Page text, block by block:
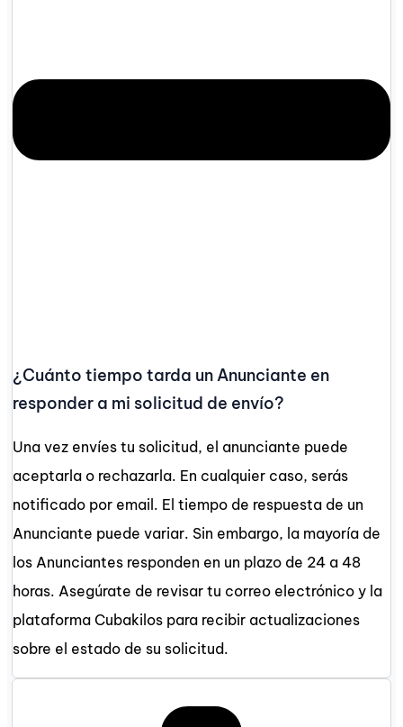
¿Cuánto tiempo tarda un Anunciante en
responder a mi solicitud de envío?
Una vez envíes tu solicitud, el anunciante puede
aceptarla o rechazarla. En cualquier caso, serás
notificado por email. El tiempo de respuesta de un
Anunciante puede variar. Sin embargo, la mayoría de
los Anunciantes responden en un plazo de 24 a 48
horas. Asegúrate de revisar tu correo electrónico y la
plataforma Cubakilos para recibir actualizaciones
sobre el estado de su solicitud.